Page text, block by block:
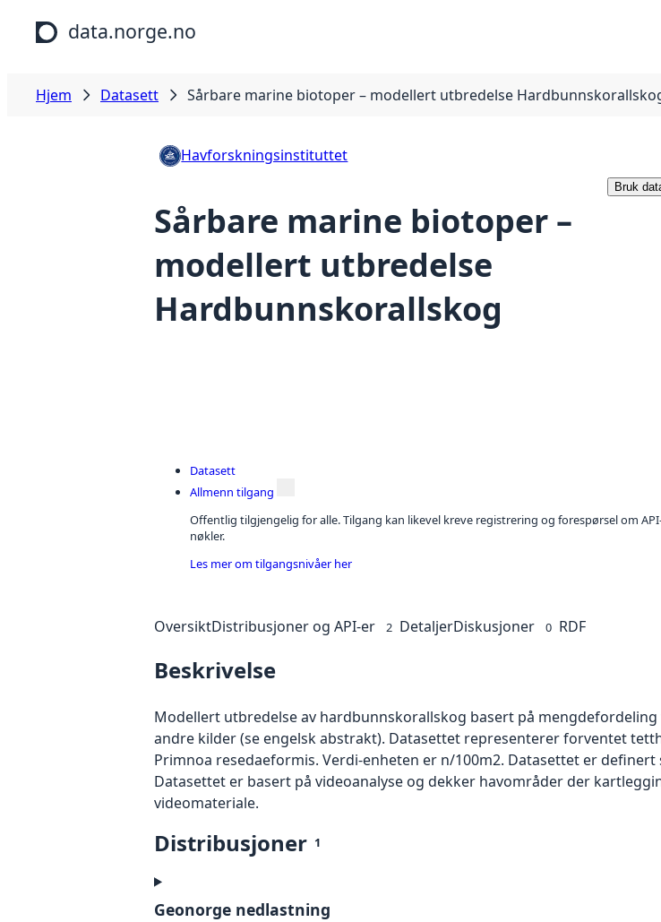
Hopp til hovedinnhold
data.norge.no
Hjem Datasett Sårbare marine biotoper – modellert utbredelse
Havforskningsinstituttet
Sårbare marine biotoper –
modellert utbredelse
Hardbunnskorallskog
Bruk
Datasett
Allmenn tilgang
Offentlig tilgjengelig for alle. Tilgang kan likevel kreve registrering og forespørsel om
nøkler.
Les mer om tilgangsnivåer her
OversiktDistribusjoner og API-er 2 DetaljerDiskusjoner 0 RDF
Beskrivelse
Modellert utbredelse av hardbunnskorallskog basert på
andre kilder (se engelsk abstrakt). Datasettet representerer forventet
Primnoa resedaeformis. Verdi-enheten er n/100m2. Datasettet er
Datasettet er basert på videoanalyse og dekker havområder der
videomateriale.
Distribusjoner 1
Geonorge nedlastning